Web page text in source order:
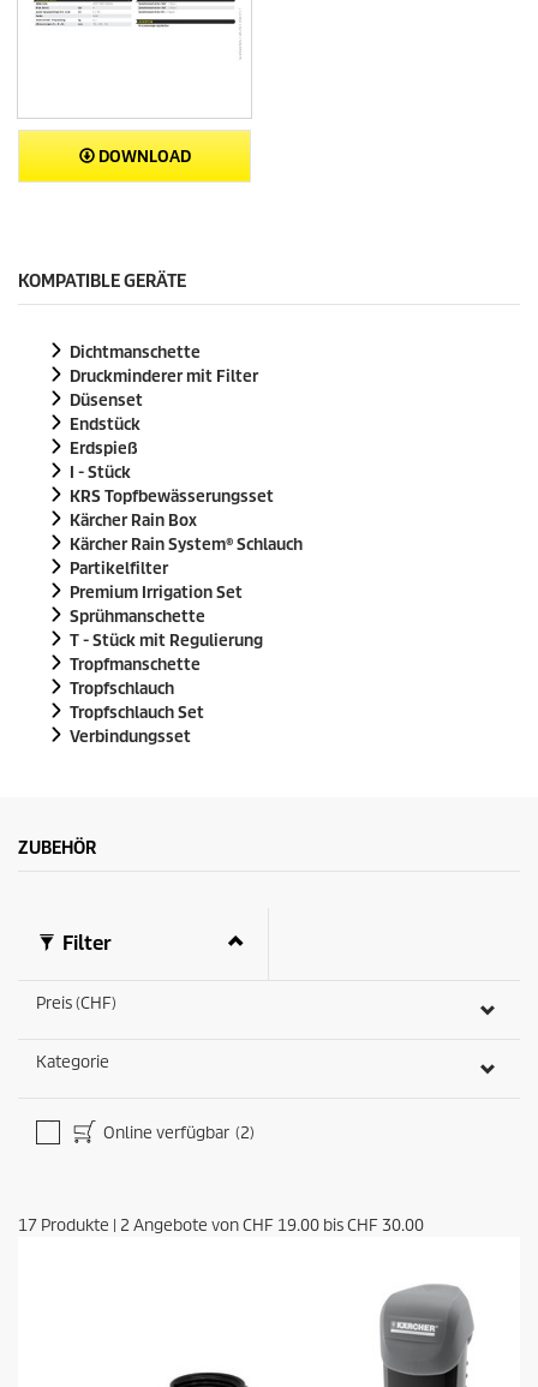
DOWNLOAD
KOMPATIBLE GERÄTE
Dichtmanschette
Druckminderer mit Filter
Düsenset
Endstück
Erdspieß
I - Stück
KRS Topfbewässerungsset
Kärcher Rain Box
Kärcher Rain System® Schlauch
Partikelfilter
Premium Irrigation Set
Sprühmanschette
T - Stück mit Regulierung
Tropfmanschette
Tropfschlauch
Tropfschlauch Set
Verbindungsset
ZUBEHÖR
Filter
Preis (CHF)
Kategorie
Online verfügbar (2)
17 Produkte | 2 Angebote vonCHF 19.00 bisCHF 30.00